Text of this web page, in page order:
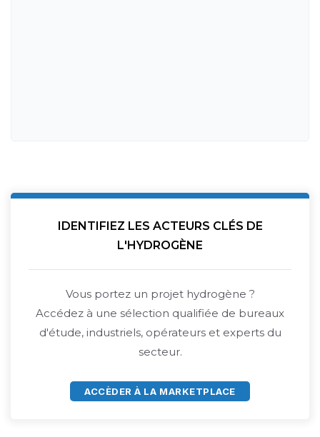
IDENTIFIEZ LES ACTEURS CLÉS DE
L'HYDROGÈNE
Vous portez un projet hydrogène ?
Accédez à une sélection qualifiée de bureaux
d'étude, industriels, opérateurs et experts du
secteur.
ACCÈDER À LA MARKETPLACE